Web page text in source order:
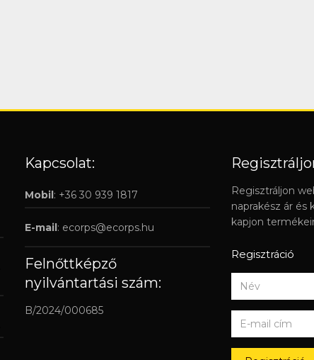
Kapcsolat:
Mobil: +36 30 939 1817
E-mail: ecorps@ecorps.hu
Felnőttképző
nyilvántartási szám:
B/2024/000685
Regisztráljon
naprakész ár és
kapjon
Regisztráció